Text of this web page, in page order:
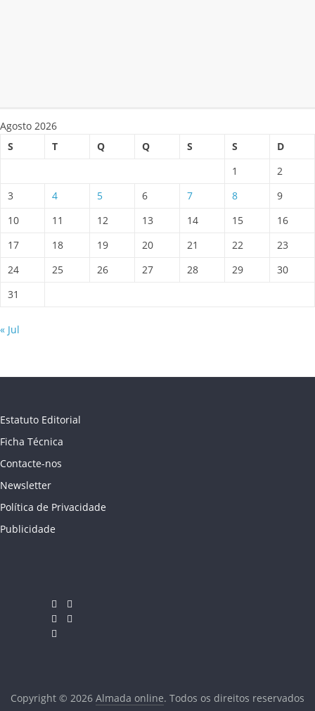
Agosto 2026
S
T Q Q S S
D
1
2
3
4 5 6 7 8
9
10
11 12 13 14 15
16
17
18 19 20 21 22
23
24
25 26 27 28 29
30
31
« Jul
Estatuto Editorial
Ficha Técnica
Contacte-nos
Newsletter
Política de Privacidade
Publicidade
Copyright © 2026 Almada online. Todos os direitos reservados